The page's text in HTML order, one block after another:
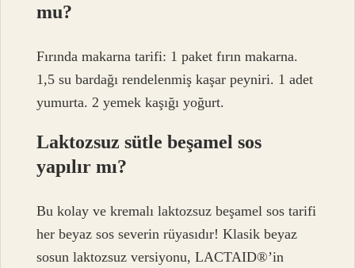
mu?
Fırında makarna tarifi: 1 paket fırın makarna.
1,5 su bardağı rendelenmiş kaşar peyniri. 1 adet
yumurta. 2 yemek kaşığı yoğurt.
Laktozsuz sütle beşamel sos
yapılır mı?
Bu kolay ve kremalı laktozsuz beşamel sos tarifi
her beyaz sos severin rüyasıdır! Klasik beyaz
sosun laktozsuz versiyonu, LACTAID®’in